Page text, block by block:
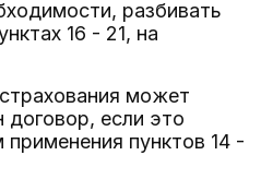
разбивать
16 - 21, на
может
договор, если это
применения пунктов 14 -